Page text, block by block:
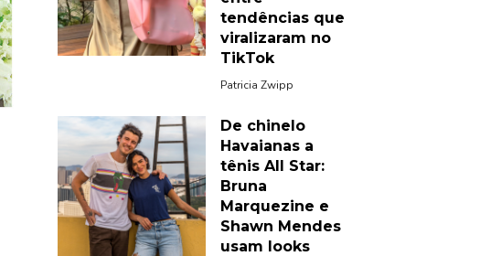
tendências que
viralizaram no
TikTok
Patricia Zwipp
De chinelo
Havaianas a
tênis All Star:
Bruna
Marquezine e
Shawn Mendes
usam looks